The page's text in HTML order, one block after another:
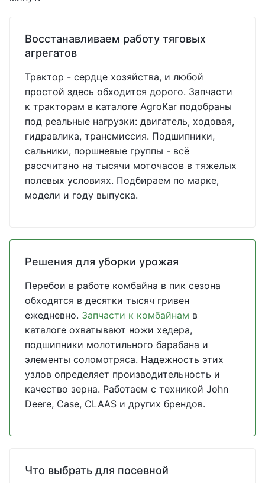
Восстанавливаем работу тяговых
агрегатов
Трактор - сердце хозяйства, и любой
простой здесь обходится дорого. Запчасти
к тракторам в каталоге AgroKar подобраны
под реальные нагрузки: двигатель, ходовая,
гидравлика, трансмиссия. Подшипники,
сальники, поршневые группы - всё
рассчитано на тысячи моточасов в тяжелых
полевых условиях. Подбираем по марке,
модели и году выпуска.
Решения для уборки урожая
Перебои в работе комбайна в пик сезона
обходятся в десятки тысяч гривен
ежедневно. Запчасти к комбайнам в
каталоге охватывают ножи хедера,
подшипники молотильного барабана и
элементы соломотряса. Надежность этих
узлов определяет производительность и
качество зерна. Работаем с техникой John
Deere, Case, CLAAS и других брендов.
Что выбрать для посевной